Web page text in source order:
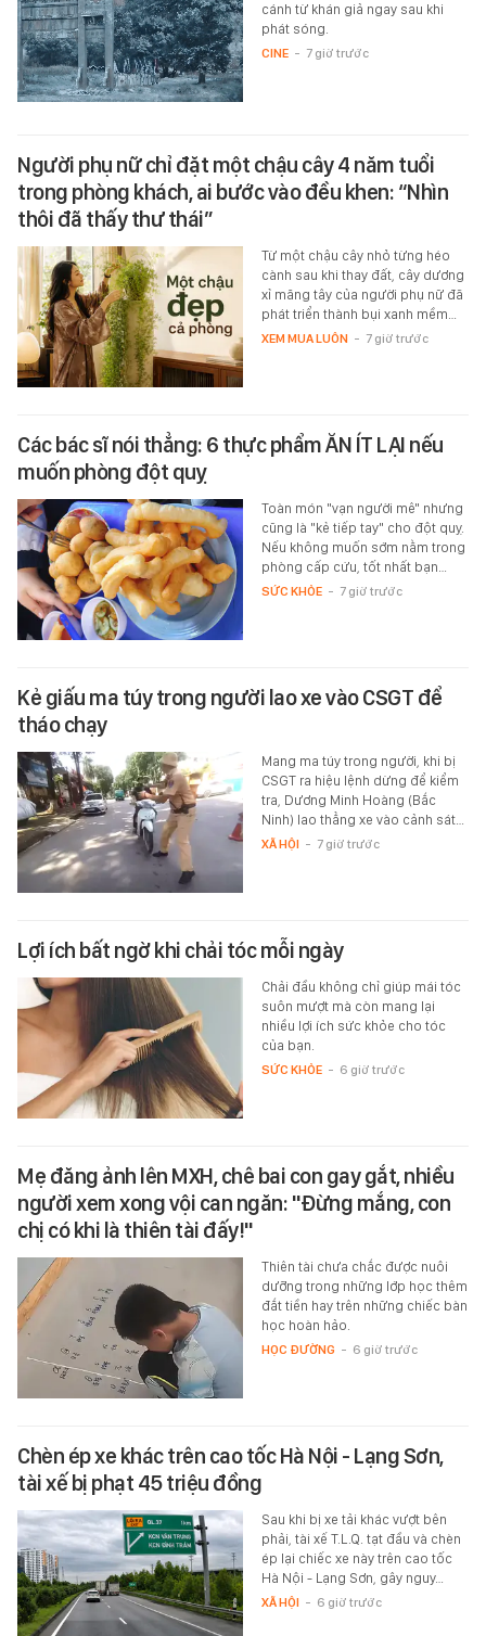
cánh từ khán giả ngay sau khi
phát sóng.
CINE - 7 giờ trước
Người phụ nữ chỉ đặt một chậu cây 4 năm tuổi
trong phòng khách, ai bước vào đều khen: “Nhìn
thôi đã thấy thư thái”
Từ một chậu cây nhỏ từng héo
cành sau khi thay đất, cây dương
xỉ măng tây của người phụ nữ đã
phát triển thành bụi xanh mềm…
XEM MUA LUÔN - 7 giờ trước
Các bác sĩ nói thẳng: 6 thực phẩm ĂN ÍT LẠI nếu
muốn phòng đột quỵ
Toàn món "vạn người mê" nhưng
cũng là "kẻ tiếp tay" cho đột quỵ.
Nếu không muốn sớm nằm trong
phòng cấp cứu, tốt nhất bạn…
SỨC KHỎE - 7 giờ trước
Kẻ giấu ma túy trong người lao xe vào CSGT để
tháo chạy
Mang ma túy trong người, khi bị
CSGT ra hiệu lệnh dừng để kiểm
tra, Dương Minh Hoàng (Bắc
Ninh) lao thẳng xe vào cảnh sát…
XÃ HỘI - 7 giờ trước
Lợi ích bất ngờ khi chải tóc mỗi ngày
Chải đầu không chỉ giúp mái tóc
suôn mượt mà còn mang lại
nhiều lợi ích sức khỏe cho tóc
của bạn.
SỨC KHỎE - 6 giờ trước
Mẹ đăng ảnh lên MXH, chê bai con gay gắt, nhiều
người xem xong vội can ngăn: "Đừng mắng, con
chị có khi là thiên tài đấy!"
Thiên tài chưa chắc được nuôi
dưỡng trong những lớp học thêm
đắt tiền hay trên những chiếc bàn
học hoàn hảo.
HỌC ĐƯỜNG - 6 giờ trước
Chèn ép xe khác trên cao tốc Hà Nội - Lạng Sơn,
tài xế bị phạt 45 triệu đồng
Sau khi bị xe tải khác vượt bên
phải, tài xế T.L.Q. tạt đầu và chèn
ép lại chiếc xe này trên cao tốc
Hà Nội - Lạng Sơn, gây nguy…
XÃ HỘI - 6 giờ trước